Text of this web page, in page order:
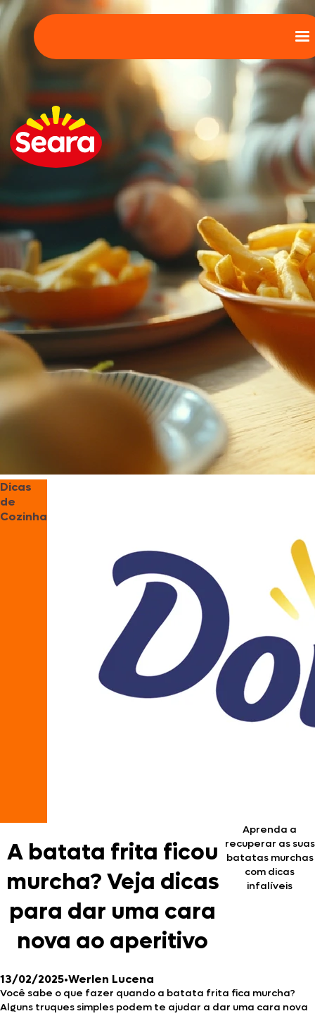
Dicas
de
Cozinha
A batata frita ficou
murcha? Veja dicas
para dar uma cara
nova ao aperitivo
Aprenda a
recuperar as suas
batatas murchas
com dicas
infalíveis
13/02/2025•Werlen Lucena
Você sabe o que fazer quando a batata frita fica murcha?
Alguns truques simples podem te ajudar a dar uma cara nova